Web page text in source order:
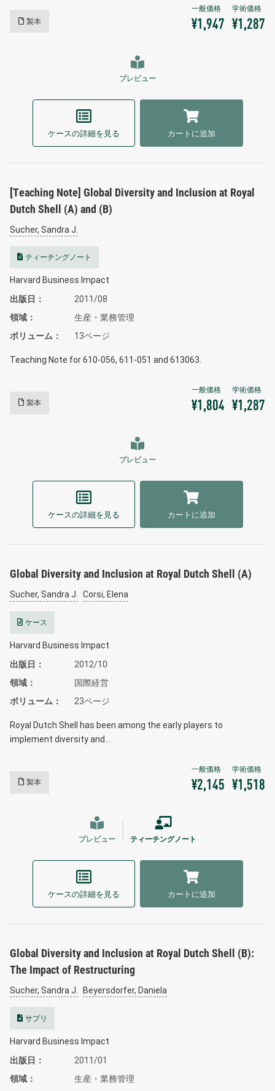
製本 ¥1,947 ¥1,287
プレビュー
ケースの詳細を見る カートに追加
[Teaching Note] Global Diversity and Inclusion at Royal
Dutch Shell (A) and (B)
Sucher, Sandra J.
ティーチングノート
Harvard Business Impact
出版日
2011/08
領域
生産・業務管理
ボリューム
13ページ
Teaching Note for 610-056, 611-051 and 613063.
製本 ¥1,804 ¥1,287
プレビュー
ケースの詳細を見る カートに追加
Global Diversity and Inclusion at Royal Dutch Shell (A)
Sucher, Sandra J. Corsi, Elena
ケース
Harvard Business Impact
出版日
2012/10
領域
国際経営
ボリューム
23ページ
Royal Dutch Shell has been among the early players to
implement diversity and…
製本 ¥2,145 ¥1,518
プレビュー ティーチングノート
ケースの詳細を見る カートに追加
Global Diversity and Inclusion at Royal Dutch Shell (B):
The Impact of Restructuring
Sucher, Sandra J. Beyersdorfer, Daniela
サプリ
Harvard Business Impact
出版日
2011/01
領域
生産・業務管理